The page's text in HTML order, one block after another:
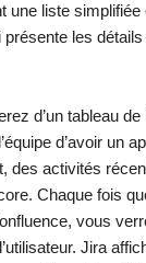
une liste simplifiée
présente les
d’un tableau
d’avoir un
des activités
Chaque fois
vous
Jira